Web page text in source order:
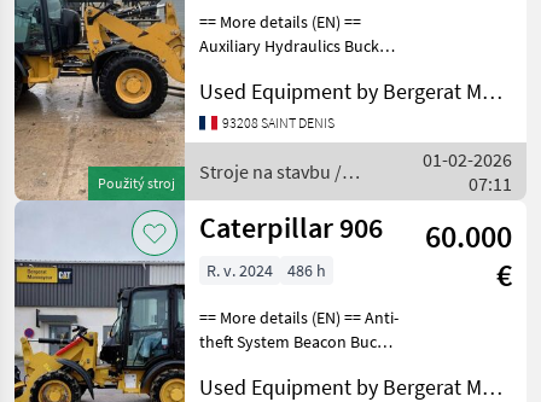
Použitý stroj
== More details (EN) ==
Auxiliary Hydraulics Bucket
Type - Hydraulic Emissions
Level - EU - Stage3a
Emissions Level - Japan -
2008 Regulat
Used Equipment by Bergerat Monnoyeur
93208 SAINT DENIS
Stroje na stavbu /
Caterpillar
01-02-2026
07:11
Caterpillar 906
60.000
€
R. v. 2024 486 h
== More details (EN) == Anti-
theft System Beacon Bucket
Way Coupler - Quick
Used Equipment by Bergerat Monnoyeur